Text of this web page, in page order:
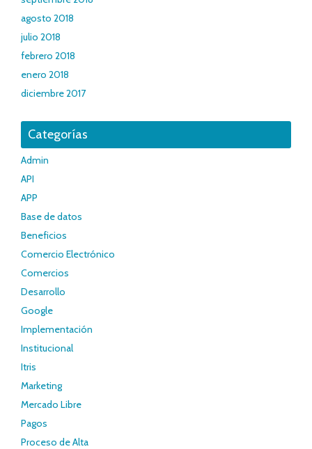
agosto 2018
julio 2018
febrero 2018
enero 2018
diciembre 2017
Categorías
Admin
API
APP
Base de datos
Beneficios
Comercio Electrónico
Comercios
Desarrollo
Google
Implementación
Institucional
Itris
Marketing
Mercado Libre
Pagos
Proceso de Alta